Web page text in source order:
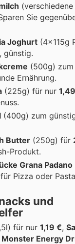
Sie
Joghurt (4x115g
günstig.
(500g)
Ernährung.
(225g) für nur
(400g) zum
Butter (250g) für
Produkt.
Grana Padano
Pizza oder
und
für nur 1,19 €,
Monster Energy